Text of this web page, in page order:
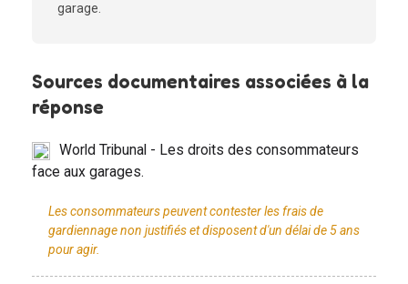
garage.
Sources documentaires associées à la
réponse
World Tribunal - Les droits des consommateurs
face aux garages.
Les consommateurs peuvent contester les frais de
gardiennage non justifiés et disposent d'un délai de 5 ans